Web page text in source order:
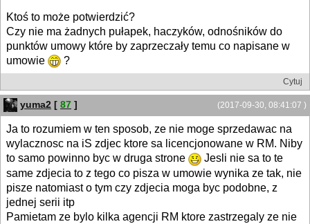
Ktoś to może potwierdzić?
Czy nie ma żadnych pułapek, haczyków, odnośników do
punktów umowy które by zaprzeczały temu co napisane w
umowie
?
Cytuj
(2017-09-30, 08:41:07 )
yuma2 [ 87 ]
Ja to rozumiem w ten sposob, ze nie moge sprzedawac na
wylacznosc na iS zdjec ktore sa licencjonowane w RM. Niby
to samo powinno byc w druga strone
Jesli nie sa to te
same zdjecia to z tego co pisza w umowie wynika ze tak, nie
pisze natomiast o tym czy zdjecia moga byc podobne, z
jednej serii itp
Pamietam ze bylo kilka agencji RM ktore zastrzegaly ze nie